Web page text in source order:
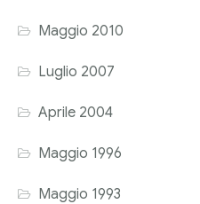
Maggio 2010
Luglio 2007
Aprile 2004
Maggio 1996
Maggio 1993